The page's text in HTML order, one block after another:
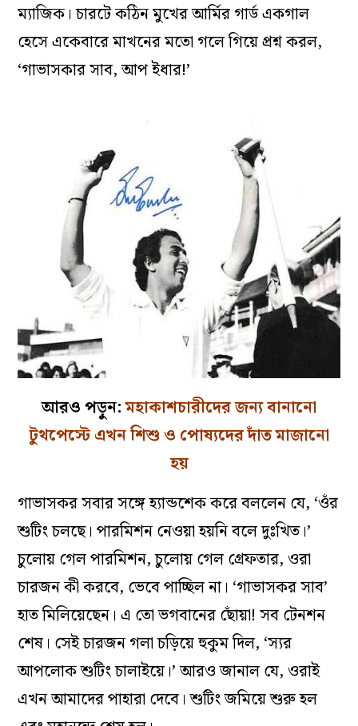
ম্যাজিক। চারটে কঠিন মুখের আর্মির গার্ড একগাল
হেসে একেবারে মাখনের মতো গলে গিয়ে প্রশ্ন করল,
‘গাভাসকার সাব, আপ ইধার!’
আরও পড়ুন:মহাকাশচারীদের জন্য বানানো
টুথপেস্টে এখন শিশু ও পোষ্যদের দাঁত মাজানো
হয়
গাভাসকর সবার সঙ্গে হ্যান্ডশেক করে বললেন যে, ‘ওঁর
শুটিং চলছে। পারমিশন নেওয়া হয়নি বলে দুঃখিত।’
চুলোয় গেল পারমিশন, চুলোয় গেল গ্রেফতার, ওরা
চারজন কী করবে, ভেবে পাচ্ছিল না। ‘গাভাসকর সাব’
হাত মিলিয়েছেন। এ তো ভগবানের ছোঁয়া! সব টেনশন
শেষ। সেই চারজন গলা চড়িয়ে হুকুম দিল, ‘স্যর
আপলোক শুটিং চালাইয়ে।’ আরও জানাল যে, ওরাই
এখন আমাদের পাহারা দেবে। শুটিং জমিয়ে শুরু হল